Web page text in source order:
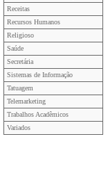
Receitas
Recursos Humanos
Religioso
Saúde
Secretária
Sistemas de Informação
Tatuagem
Telemarketing
Trabalhos Acadêmicos
Variados